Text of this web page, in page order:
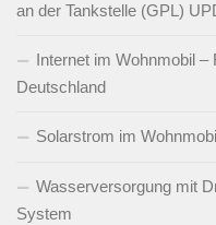
an der Tankstelle (GPL)
Internet im Wohnmobil –
Deutschland
Solarstrom im
Wasserversorgung mit
System